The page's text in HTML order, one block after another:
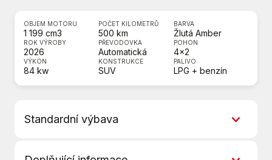
OBJEM MOTORU
1 199 cm3
POČET KILOMETRŮ
500 km
BARVA
Žlutá Amber
ROK VÝROBY
2026
PŘEVODOVKA
Automatická
POHON
4x2
VÝKON
84 kw
KONSTRUKCE
SUV
PALIVO
LPG + benzín
Standardní výbava